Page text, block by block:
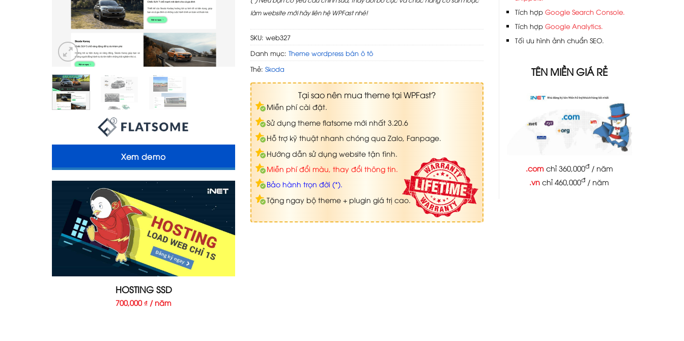
Xem demo
HOSTING SSD
700,000 ₫ / năm
làm website mới hãy liên hệ WPFast nhé!
SKU: web327
Danh mục: Theme wordpress bán ô tô
Thẻ: Skoda
Tại sao nên mua theme tại WPFast?
Miễn phí cài đặt.
Sử dụng theme flatsome mới nhất 3.20.6
Hỗ trợ kỹ thuật nhanh chóng qua Zalo, Fanpage.
Hướng dẫn sử dụng website tận tình.
Miễn phí đổi màu, thay đổi thông tin.
Bảo hành trọn đời (*).
Tặng ngay bộ theme + plugin giá trị cao.
Tích hợpGoogle Search Console.
Tích hợpGoogle Analytics.
Tối ưu hình ảnh chuẩn SEO.
TÊN MIỀN GIÁ RẺ
.comchỉ 360,000đ/ năm
.vn chỉ 460,000đ/ năm